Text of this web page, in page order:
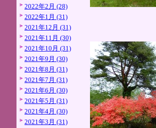
2022年2月 (28)
2022年1月 (31)
2021年12月 (31)
2021年11月 (30)
2021年10月 (31)
2021年9月 (30)
2021年8月 (31)
2021年7月 (31)
2021年6月 (30)
2021年5月 (31)
2021年4月 (30)
2021年3月 (31)